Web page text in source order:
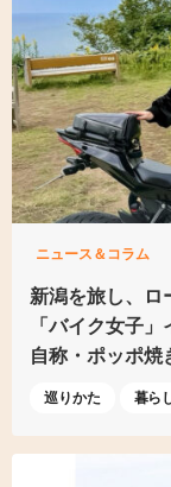
ニュース＆コラム
新潟を旅し、
ロ
「バイク女子
自称・ポッポ焼
巡りかた 暮ら